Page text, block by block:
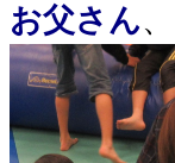
お父さん、